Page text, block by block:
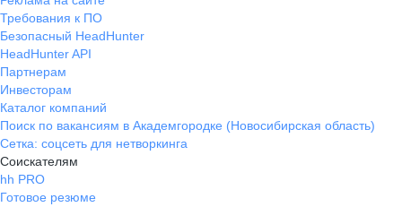
Требования к ПО
Безопасный HeadHunter
HeadHunter API
Партнерам
Инвесторам
Каталог компаний
Поиск по вакансиям в Академгородке (Новосибирская область)
Сетка: соцсеть для нетворкинга
Соискателям
hh PRO
Готовое резюме